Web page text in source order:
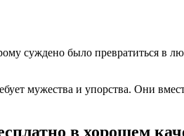
суждено было превратиться
мужества и упорства. Они
в хорошем